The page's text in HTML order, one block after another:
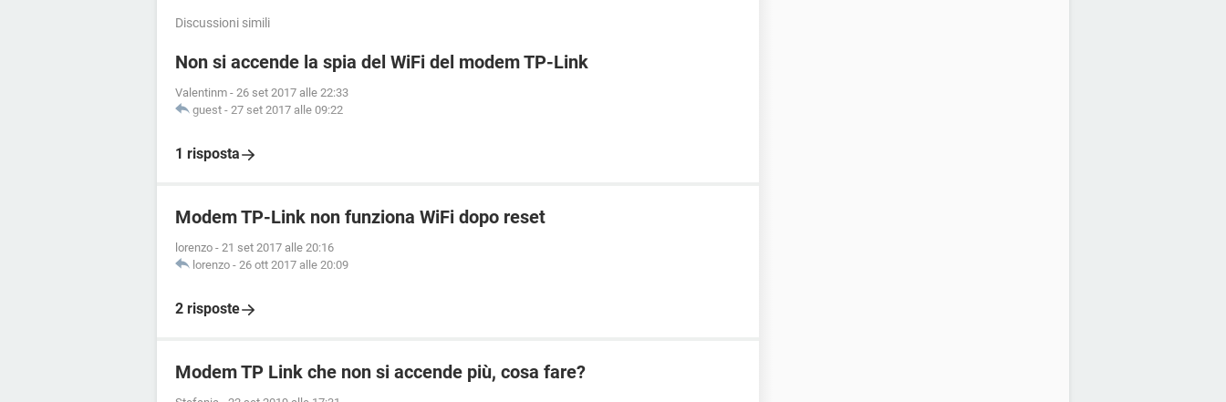
Discussioni simili
Non si accende la spia del WiFi del modem TP-Link
Valentinm - 26 set 2017 alle 22:33
guest - 27 set 2017 alle 09:22
1 risposta
Modem TP-Link non funziona WiFi dopo reset
lorenzo - 21 set 2017 alle 20:16
lorenzo - 26 ott 2017 alle 20:09
2 risposte
Modem TP Link che non si accende più, cosa fare?